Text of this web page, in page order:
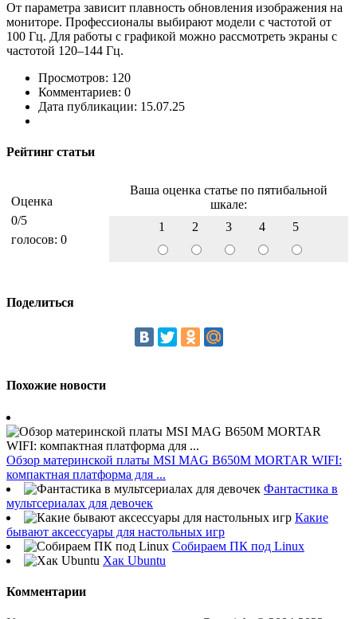
От параметра зависит плавность обновления изображения на
мониторе. Профессионалы выбирают модели с частотой от
100 Гц. Для работы с графикой можно рассмотреть экраны с
частотой 120–144 Гц.
Просмотров: 120
Комментариев: 0
Дата публикации: 15.07.25
Рейтинг статьи
Оценка
0/5
голосов: 0
Ваша оценка статье по пятибальной
шкале:
1
2 3 4 5
Поделиться
Похожие новости
Обзор материнской платы MSI MAG B650M MORTAR WIFI:
компактная платформа для ...
Фантастика в
мультсериалах для девочек
Какие
бывают аксессуары для настольных игр
Собираем ПК под Linux
Хак Ubuntu
Комментарии